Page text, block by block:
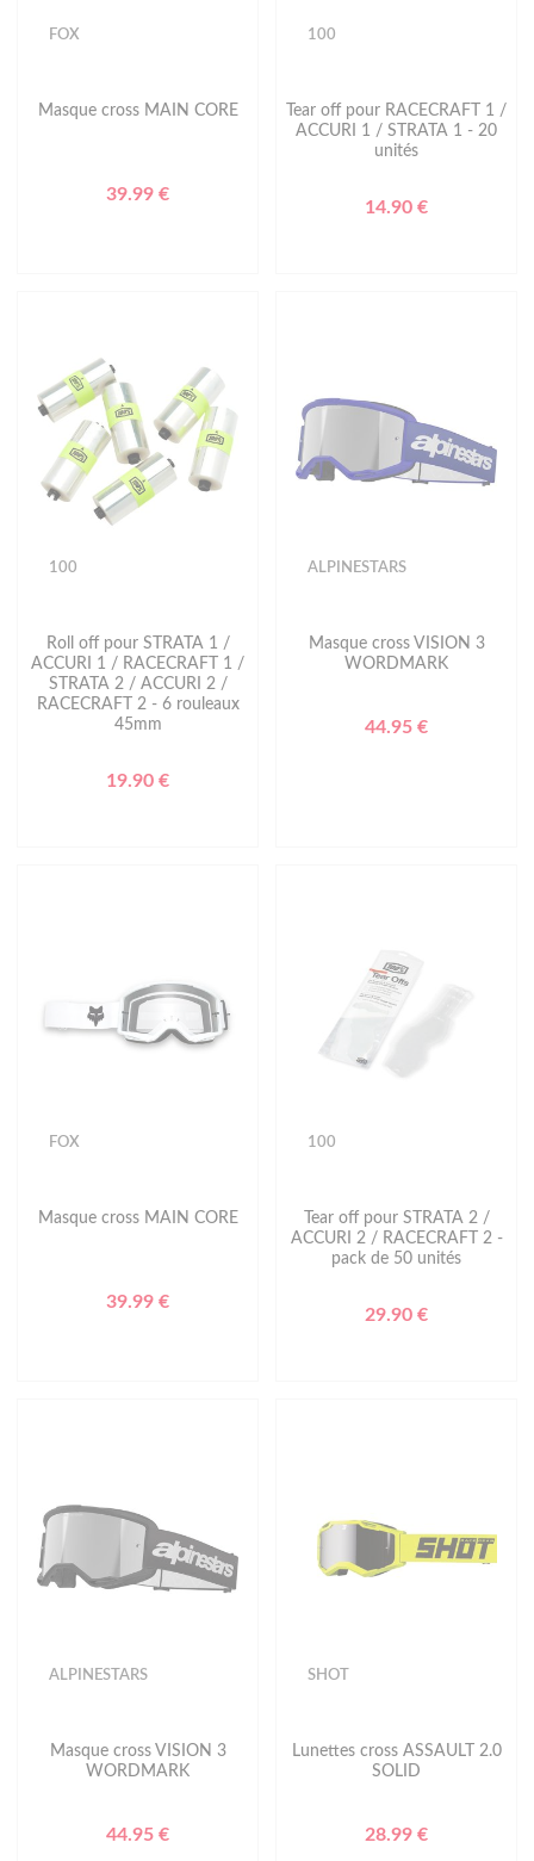
FOX
Masque cross MAIN CORE
39.99 €
100
Tear off pour RACECRAFT 1 /
ACCURI 1 / STRATA 1 - 20
unités
14.90 €
100
Roll off pour STRATA 1 /
ACCURI 1 / RACECRAFT 1 /
STRATA 2 / ACCURI 2 /
RACECRAFT 2 - 6 rouleaux
45mm
19.90 €
ALPINESTARS
Masque cross VISION 3
WORDMARK
44.95 €
FOX
Masque cross MAIN CORE
39.99 €
100
Tear off pour STRATA 2 /
ACCURI 2 / RACECRAFT 2 -
pack de 50 unités
29.90 €
ALPINESTARS
Masque cross VISION 3
WORDMARK
44.95 €
SHOT
Lunettes cross ASSAULT 2.0
SOLID
28.99 €